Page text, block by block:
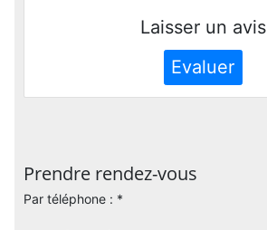
Laisser un avis
Evaluer
Prendre rendez-vous
Par téléphone : *